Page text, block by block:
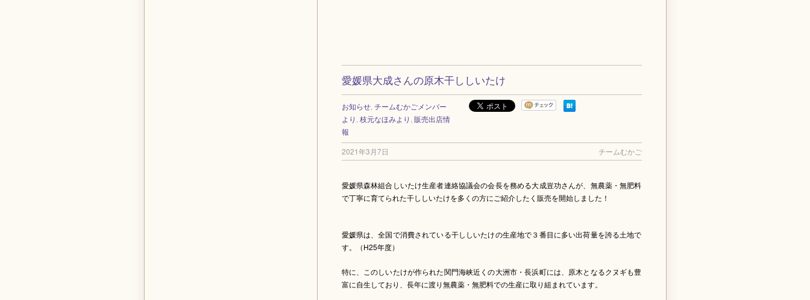
愛媛県大成さんの原木干ししいたけ
お知らせ, チームむかごメンバー
より 枝元なほみより 販売出店情
報
2021年3月7日
チームむかご
愛媛県森林組合しいたけ生産者連絡協議会の会長を務める大成豈功さんが、無農薬・無肥料
で丁寧に育てられた干ししいたけを多くの方にご紹介したく販売を開始しました！
愛媛県は、全国で消費されている干ししいたけの生産地で３番目に多い出荷量を誇る土地で
す。（H25年度）
特に、このしいたけが作られた関門海峡近くの大洲市・長浜町には、原木となるクヌギも豊
富に自生しており、長年に渡り無農薬・無肥料での生産に取り組まれています。